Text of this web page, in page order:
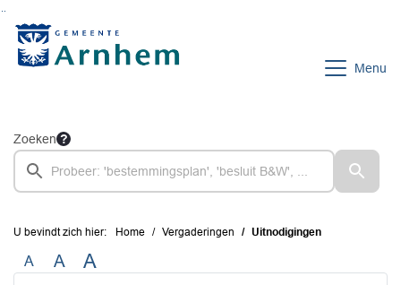
Menu
Zoeken
U bevindt zich hier: Home Vergaderingen Uitnodigingen
A A A